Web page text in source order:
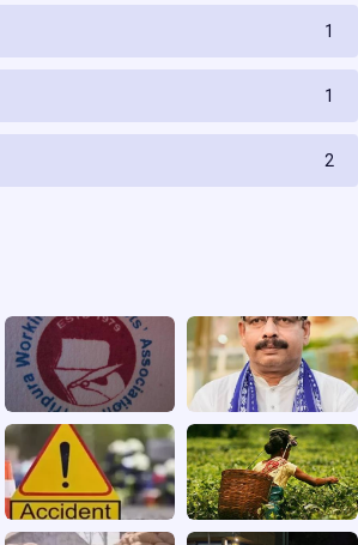
1
1
2